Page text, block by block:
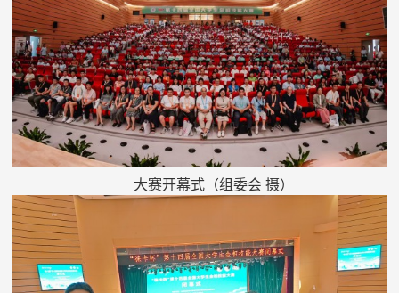
大赛开幕式 （组委会 摄）